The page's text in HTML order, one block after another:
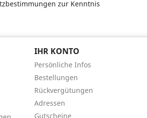
zur Kenntnis
IHR KONTO
Persönliche Infos
Bestellungen
Rückvergütungen
Adressen
Gutscheine